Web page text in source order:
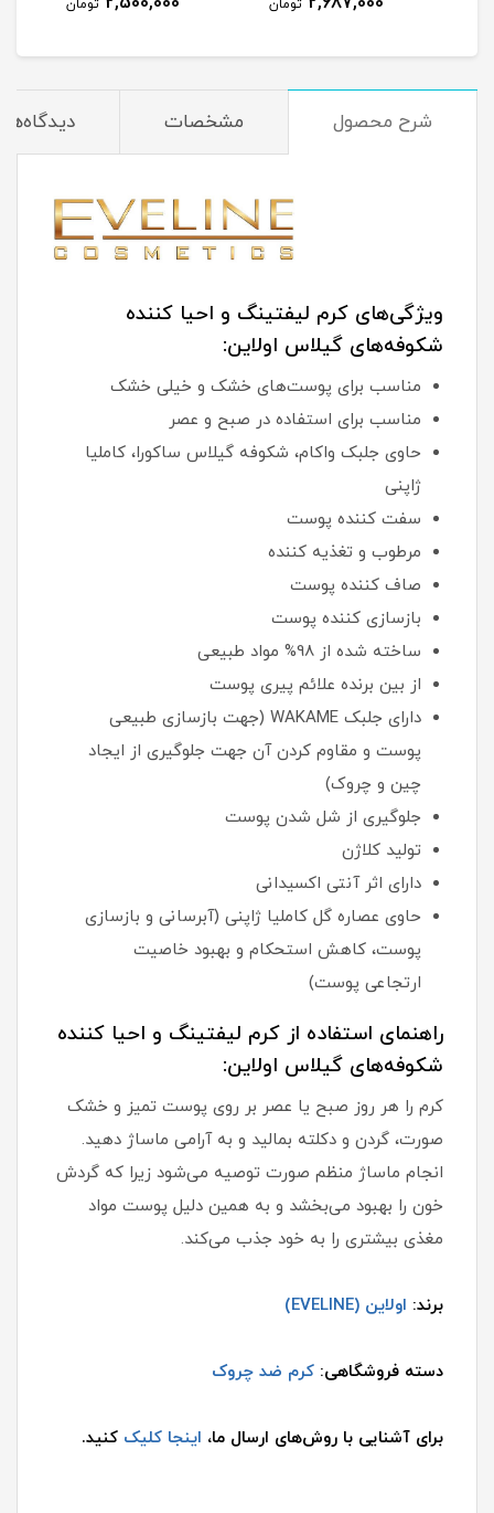
تومان تومان
شرح محصول مشخصات دیدگاه‌ها
ویژگی‌های کرم لیفتینگ و احیا کننده
شکوفه‌های گیلاس اولاین:
مناسب برای پوست‌های خشک و خیلی خشک
مناسب برای استفاده در صبح و عصر
حاوی جلبک واکام، شکوفه گیلاس ساکورا، کاملیا
ژاپنی
سفت کننده پوست
مرطوب و تغذیه کننده
صاف کننده پوست
بازسازی کننده پوست
ساخته شده از 98% مواد طبیعی
از بین برنده علائم پیری پوست
دارای جلبک WAKAME (جهت بازسازی طبیعی
پوست و مقاوم کردن آن جهت جلوگیری از ایجاد
چین و چروک)
جلوگیری از شل شدن پوست
تولید کلاژن
دارای اثر آنتی اکسیدانی
حاوی عصاره گل کاملیا ژاپنی (آبرسانی و بازسازی
پوست، کاهش استحکام و بهبود خاصیت
ارتجاعی پوست)
راهنمای استفاده از کرم لیفتینگ و احیا کننده
شکوفه‌های گیلاس اولاین:
کرم را هر روز صبح یا عصر بر روی پوست تمیز و خشک
صورت، گردن و دکلته بمالید و به آرامی ماساژ دهید.
انجام ماساژ منظم صورت توصیه می‌شود زیرا که گردش
خون را بهبود می‌بخشد و به همین دلیل پوست مواد
مغذی بیشتری را به خود جذب می‌کند.
برند: اولاین (EVELINE)
دسته فروشگاهی: کرم ضد چروک
برای آشنایی با روش‌های ارسال ما، اینجا کلیک کنید.